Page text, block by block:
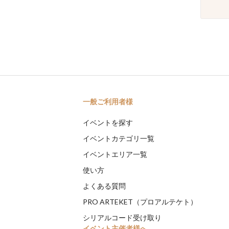
一般ご利用者様
イベントを探す
イベントカテゴリ一覧
イベントエリア一覧
使い方
よくある質問
PRO ARTEKET（プロアルテケト）
シリアルコード受け取り